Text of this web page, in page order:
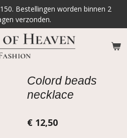
Bestellingen worden binnen 2
verzonden.
Colord beads
necklace
€ 12,50